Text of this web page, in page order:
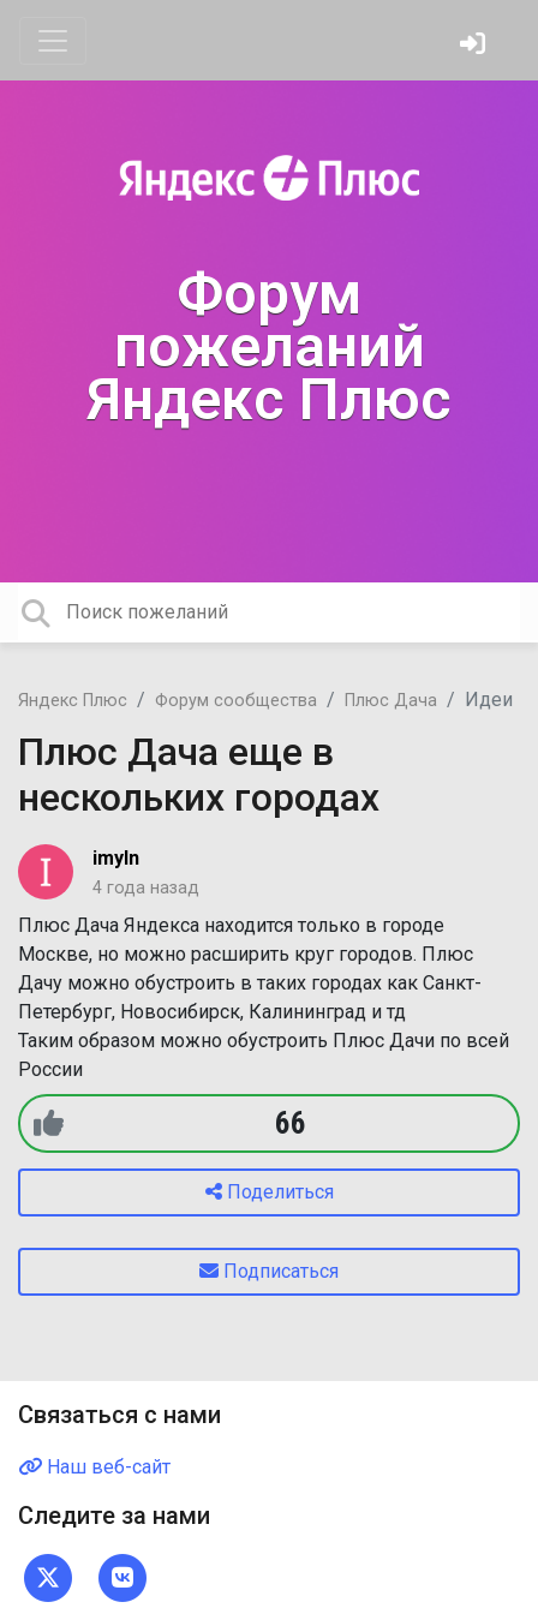
Форум
пожеланий
Яндекс Плюс
Яндекс Плюс Форум сообщества Плюс Дача Идеи
Плюс Дача еще в
нескольких городах
imyln
4 года назад
Плюс Дача Яндекса находится только в городе
Москве, но можно расширить круг городов. Плюс
Дачу можно обустроить в таких городах как Санкт-
Петербург, Новосибирск, Калининград и тд
Таким образом можно обустроить Плюс Дачи по всей
России
66
Поделиться
Подписаться
Связаться с нами
Наш веб-сайт
Следите за нами